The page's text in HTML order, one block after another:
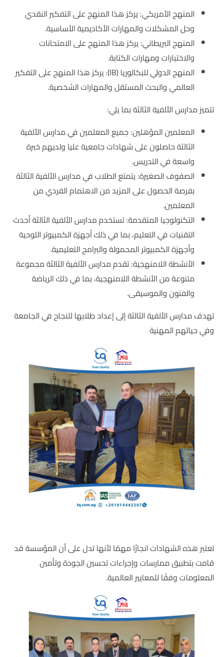
المنهج الأمريكي: يركز هذا المنهج على التفكير النقدي
وحل المشكلات والمهارات الأكاديمية الأساسية.
المنهج البريطاني: يركز هذا المنهج على الامتحانات
والاختبارات ومهارات الكتابة.
المنهج الدولي للبكالوريا (IB): يركز هذا المنهج على التفكير
العالمي والبحث المستقل والمهارات الشخصية.
تتميز مدارس الألفية الثالثة بما يلي:
المعلمين المؤهلين: جميع المعلمين في مدارس الألفية
الثالثة حاصلون على شهادات جامعية عليا ولديهم خبرة
واسعة في التدريس.
الصفوف الصغيرة: يتمتع الطلاب في مدارس الألفية الثالثة
بفرصة الحصول على المزيد من الاهتمام الفردي من
المعلمين.
التكنولوجيا المتقدمة: تستخدم مدارس الألفية الثالثة أحدث
التقنيات في التعليم، بما في ذلك أجهزة الكمبيوتر اللوحية
وأجهزة الكمبيوتر المحمولة والبرامج التعليمية.
الأنشطة اللامنهجية: تقدم مدارس الألفية الثالثة مجموعة
متنوعة من الأنشطة اللامنهجية، بما في ذلك الرياضة
والفنون والموسيقى.
تهدف مدارس الألفية الثالثة إلى إعداد طلابها للنجاح في الجامعة
وفي حياتهم المهنية
تعتبر هذه الشهادات انجازًا مهمًا لأنها تدل على أن المؤسسة قد
قامت بتطبيق ممارسات وإجراءات تحسين الجودة وتأمين
المعلومات وفقًا للمعايير العالمية.